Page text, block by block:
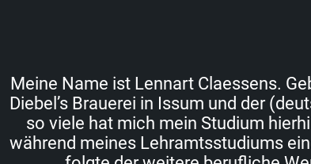
Meine Name ist Lennart Claessens.
Diebel’s Brauerei in Issum und der
so viele hat mich mein Studium
während meines Lehramtsstudiums